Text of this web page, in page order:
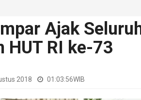
Ajak
HUT RI ke-73
2018 01:03:56WIB